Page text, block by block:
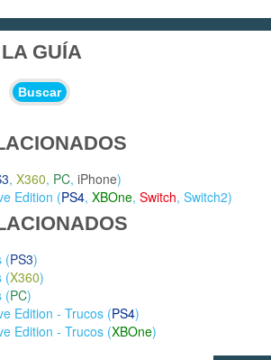
GUÍA
Buscar
,X360, PC,iPhone)
Edition (PS4,XBOne,Switch,Switch2)
(PS3)
(X360)
(PC)
Edition - Trucos (PS4)
Edition - Trucos (XBOne)